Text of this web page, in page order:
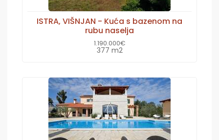
ISTRA, VIŠNJAN - Kuća s bazenom na
rubu naselja
1.190.000€
377 m2